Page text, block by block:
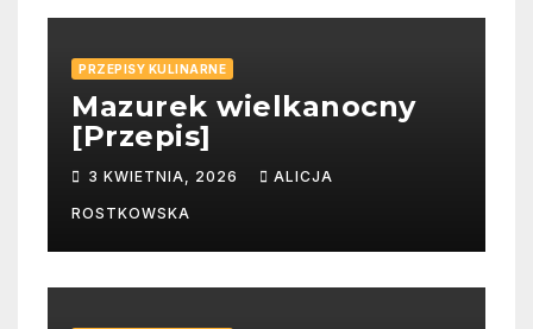
PRZEPISY KULINARNE
Mazurek wielkanocny
[Przepis]
3 KWIETNIA, 2026 ALICJA
ROSTKOWSKA